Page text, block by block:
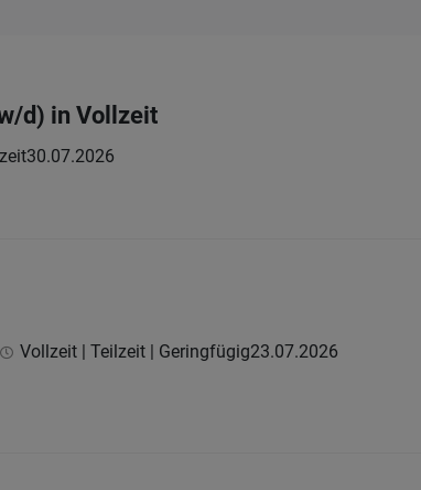
d) in Vollzeit
30.07.2026
Vollzeit | Teilzeit | Geringfügig23.07.2026